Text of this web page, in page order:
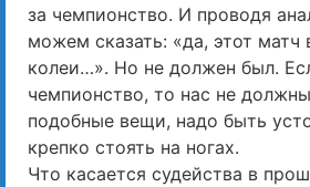
за чемпионство. И проводя
можем сказать: «да, этот матч
колеи…». Но не должен был.
чемпионство, то нас не
подобные вещи, надо быть
крепко стоять на ногах.
Что касается судейства в